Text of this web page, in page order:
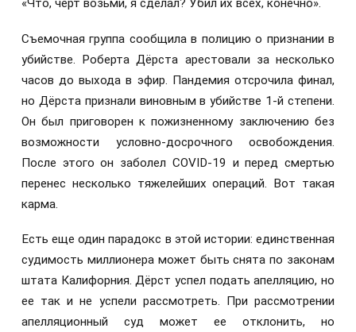
«Что, черт возьми, я сделал? Убил их всех, конечно».
Съемочная группа сообщила в полицию о признании в
убийстве. Роберта Дёрста арестовали за несколько
часов до выхода в эфир. Пандемия отсрочила финал,
но Дёрста признали виновным в убийстве 1-й степени.
Он был приговорен к пожизненному заключению без
возможности условно-досрочного освобождения.
После этого он заболел COVID-19 и перед смертью
перенес несколько тяжелейших операций. Вот такая
карма.
Есть еще один парадокс в этой истории: единственная
судимость миллионера может быть снята по законам
штата Калифорния. Дёрст успел подать апелляцию, но
ее так и не успели рассмотреть. При рассмотрении
апелляционный суд может ее отклонить, но